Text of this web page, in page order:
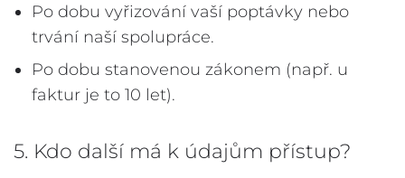
Po dobu vyřizování vaší poptávky nebo
trvání naší spolupráce.
Po dobu stanovenou zákonem (např. u
faktur je to 10 let).
5. Kdo další má k údajům přístup?